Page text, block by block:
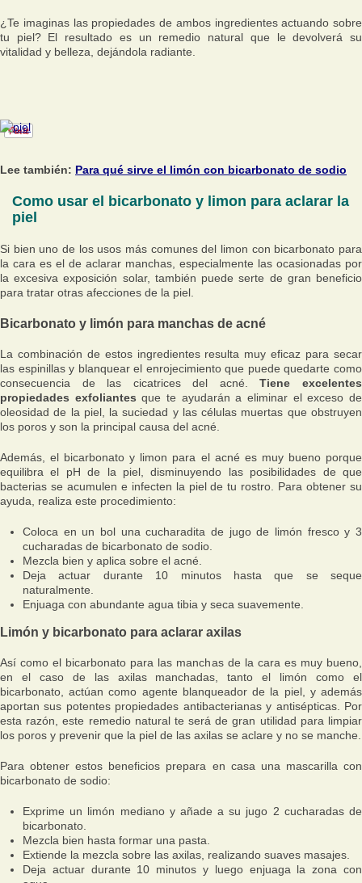
¿Te imaginas las propiedades de ambos ingredientes actuando sobre
tu piel? El resultado es un remedio natural que le devolverá su
vitalidad y belleza, dejándola radiante.
Lee también: Para qué sirve el limón con bicarbonato de sodio
Como usar el bicarbonato y limon para aclarar la
piel
Si bien uno de los usos más comunes del limon con bicarbonato para
la cara es el de aclarar manchas, especialmente las ocasionadas por
la excesiva exposición solar, también puede serte de gran beneficio
para tratar otras afecciones de la piel.
Bicarbonato y limón para manchas de acné
La combinación de estos ingredientes resulta muy eficaz para secar
las espinillas y blanquear el enrojecimiento que puede quedarte como
consecuencia de las cicatrices del acné.Tiene excelentes
propiedades exfoliantes que te ayudarán a eliminar el exceso de
oleosidad de la piel, la suciedad y las células muertas que obstruyen
los poros y son la principal causa del acné.
Además, el bicarbonato y limon para el acné es muy bueno porque
equilibra el pH de la piel, disminuyendo las posibilidades de que
bacterias se acumulen e infecten la piel de tu rostro. Para obtener su
ayuda, realiza este procedimiento:
Coloca en un bol una cucharadita de jugo de limón fresco y 3
cucharadas de bicarbonato de sodio.
Mezcla bien y aplica sobre el acné.
Deja actuar durante 10 minutos hasta que se seque
naturalmente.
Enjuaga con abundante agua tibia y seca suavemente.
Limón y bicarbonato para aclarar axilas
Así como el bicarbonato para las manchas de la cara es muy bueno,
en el caso de las axilas manchadas, tanto el limón como el
bicarbonato, actúan como agente blanqueador de la piel, y además
aportan sus potentes propiedades antibacterianas y antisépticas. Por
esta razón, este remedio natural te será de gran utilidad para limpiar
los poros y prevenir que la piel de las axilas se aclare y no se manche.
Para obtener estos beneficios prepara en casa una mascarilla con
bicarbonato de sodio:
Exprime un limón mediano y añade a su jugo 2 cucharadas de
bicarbonato.
Mezcla bien hasta formar una pasta.
Extiende la mezcla sobre las axilas, realizando suaves masajes.
Deja actuar durante 10 minutos y luego enjuaga la zona con